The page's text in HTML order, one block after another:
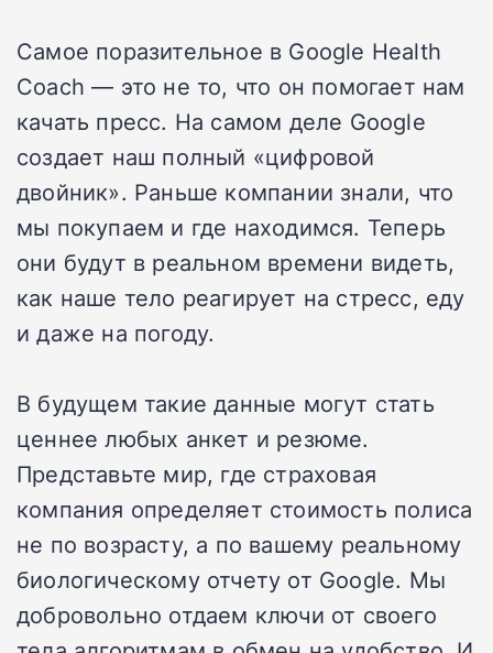
Самое поразительное в Google Health
Coach — это не то, что он помогает нам
качать пресс. На самом деле Google
создает наш полный «цифровой
двойник». Раньше компании знали, что
мы покупаем и где находимся. Теперь
они будут в реальном времени видеть,
как наше тело реагирует на стресс, еду
и даже на погоду.
В будущем такие данные могут стать
ценнее любых анкет и резюме.
Представьте мир, где страховая
компания определяет стоимость полиса
не по возрасту, а по вашему реальному
биологическому отчету от Google. Мы
добровольно отдаем ключи от своего